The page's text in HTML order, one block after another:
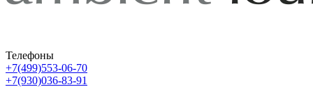
Телефоны
+7(499)553-06-70
+7(930)036-83-91